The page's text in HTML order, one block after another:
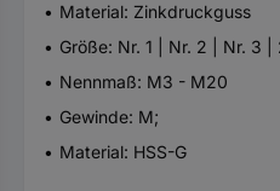
Material: Zinkdruckguss
Größe: Nr. 1 | Nr. 2 | Nr. 3
Nennmaß: M3 - M20
Gewinde: M;
Material: HSS-G